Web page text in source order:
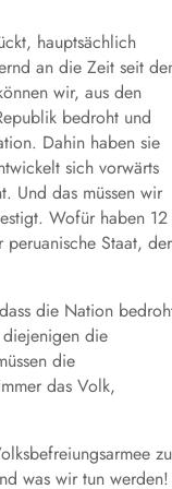
hauptsächlich
an die Zeit seit
wir, aus den
bedroht und
Dahin haben sie
sich vorwärts
Und das müssen wir
Wofür haben 12
Staat, der
die Nation
die
die
das Volk,
zu
was wir tun werden!